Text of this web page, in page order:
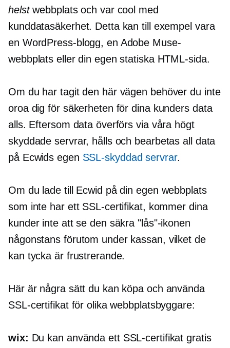
helstwebbplats och var cool med
kunddatasäkerhet. Detta kan till exempel vara
en WordPress-blogg, en Adobe Muse-
webbplats eller din egen statiska HTML-sida.
Om du har tagit den här vägen behöver du inte
oroa dig för säkerheten för dina kunders data
alls. Eftersom data överförs via våra högt
skyddade servrar, hålls och bearbetas all data
på Ecwids egen SSL-skyddad servrar.
Om du lade till Ecwid på din egen webbplats
som inte har ett SSL-certifikat, kommer dina
kunder inte att se den säkra "lås"-ikonen
någonstans förutom under kassan, vilket de
kan tycka är frustrerande.
Här är några sätt du kan köpa och använda
SSL-certifikat för olika webbplatsbyggare:
wix: Du kan använda ett SSL-certifikat gratis